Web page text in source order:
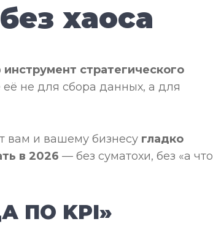
хаоса
инструмент стратегического
не для сбора данных, а для
вам и вашему бизнесу гладко
в 2026 — без суматохи, без «а что
ПО KPI»